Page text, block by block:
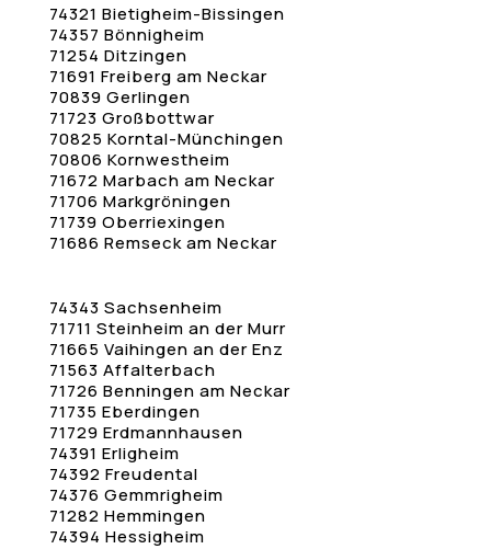
74321 Bietigheim-Bissingen
74357 Bönnigheim
71254 Ditzingen
71691 Freiberg am Neckar
70839 Gerlingen
71723 Großbottwar
70825 Korntal-Münchingen
70806 Kornwestheim
71672 Marbach am Neckar
71706 Markgröningen
71739 Oberriexingen
71686 Remseck am Neckar
74343 Sachsenheim
71711 Steinheim an der Murr
71665 Vaihingen an der Enz
71563 Affalterbach
71726 Benningen am Neckar
71735 Eberdingen
71729 Erdmannhausen
74391 Erligheim
74392 Freudental
74376 Gemmrigheim
71282 Hemmingen
74394 Hessigheim